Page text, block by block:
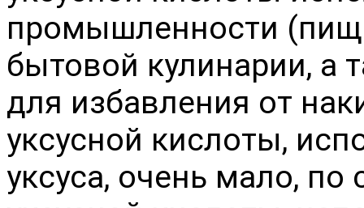
промышленности
бытовой кулинарии, а
для избавления от
уксусной кислоты,
уксуса, очень мало,